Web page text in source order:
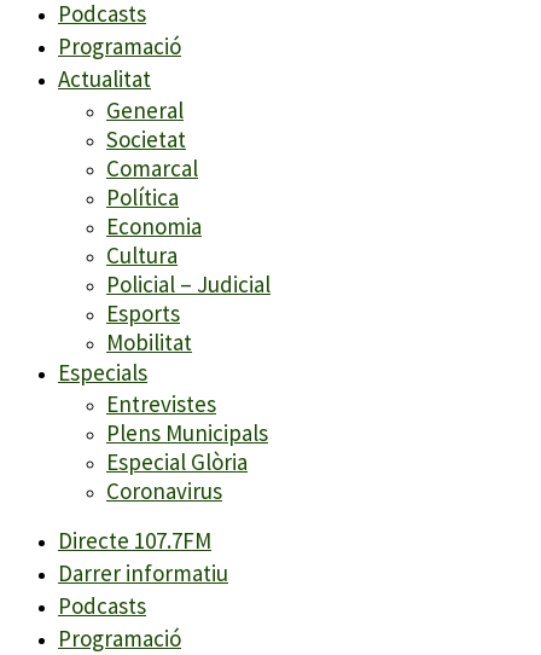
Podcasts
Programació
Actualitat
General
Societat
Comarcal
Política
Economia
Cultura
Policial – Judicial
Esports
Mobilitat
Especials
Entrevistes
Plens Municipals
Especial Glòria
Coronavirus
Directe 107.7FM
Darrer informatiu
Podcasts
Programació